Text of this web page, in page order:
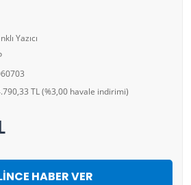
Yazıcı
TL (%3,00 havale indirimi)
HABER VER